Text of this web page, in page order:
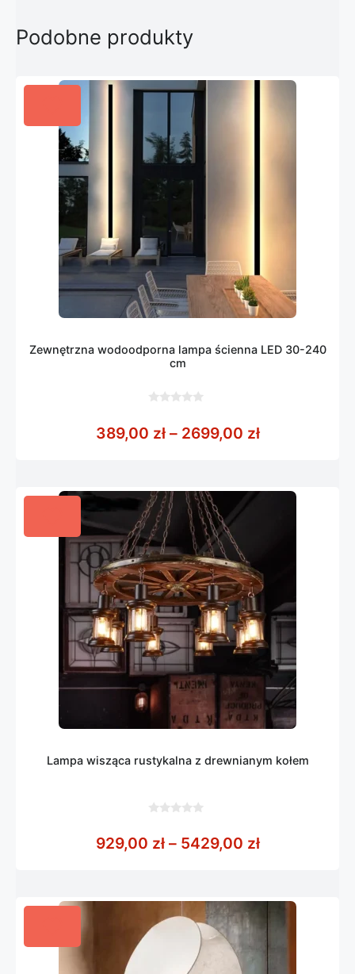
Podobne produkty
Zewnętrzna wodoodporna lampa ścienna LED 30-240
cm
5
389,00 zł – 2699,00 złZakres cen:
Lampa wisząca rustykalna z drewnianym kołem
5
929,00 zł – 5429,00 złZakres cen: